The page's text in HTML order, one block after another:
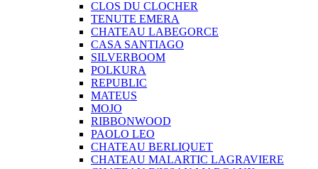
CLOS DU CLOCHER
TENUTE EMERA
CHATEAU LABEGORCE
CASA SANTIAGO
SILVERBOOM
POLKURA
REPUBLIC
MATEUS
MOJO
RIBBONWOOD
PAOLO LEO
CHATEAU BERLIQUET
CHATEAU MALARTIC LAGRAVIERE